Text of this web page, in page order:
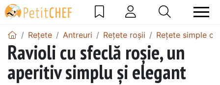
Rețete Antreuri Rețete roșii Rețete simple
Ravioli cu sfeclă roșie, un
aperitiv simplu și elegant